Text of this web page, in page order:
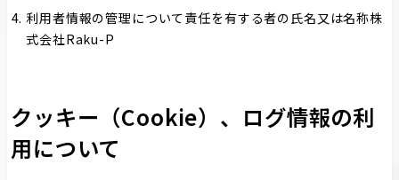
利用者情報の管理について責任を有する者の氏名又は名称株
式会社Raku-P
クッキー（Cookie）、ログ情報の利
⽤について